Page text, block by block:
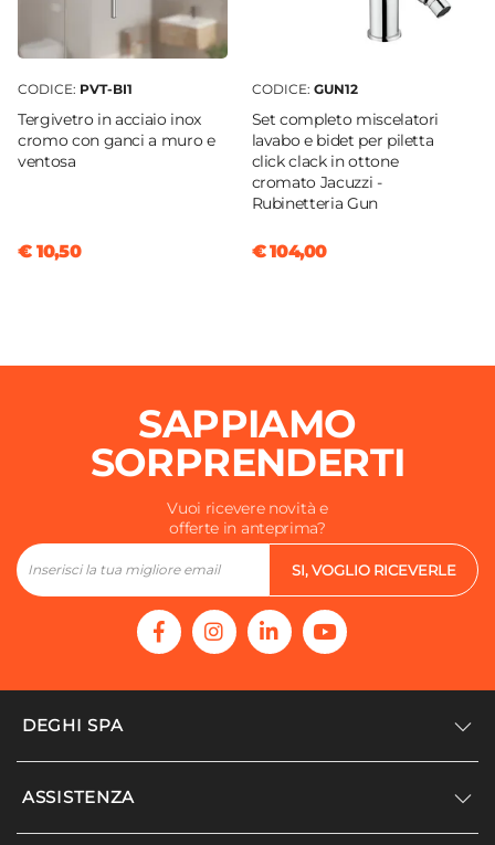
CODICE: PVT-BI1
Tergivetro in acciaio inox
cromo con ganci a muro e
ventosa
€ 10,50
CODICE: GUN12
Set completo miscelatori
lavabo e bidet per piletta
click clack in ottone
cromato Jacuzzi -
Rubinetteria Gun
€ 104,00
SAPPIAMO
SORPRENDERTI
Vuoi ricevere novità e
offerte in anteprima?
SI, VOGLIO RICEVERLE
DEGHI SPA
Accedi/Registrati
ASSISTENZA